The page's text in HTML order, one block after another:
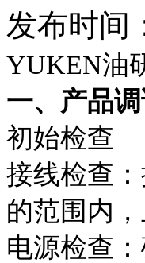
发布时间
YUKEN油
一、产品
初始检查
接线检查
的范围内
电源检查